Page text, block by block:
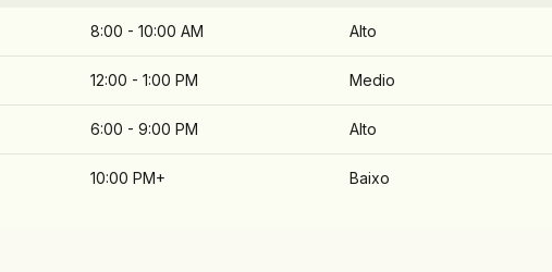
8:00 - 10:00 AM Alto
12:00 - 1:00 PM Medio
6:00 - 9:00 PM Alto
10:00 PM+ Baixo